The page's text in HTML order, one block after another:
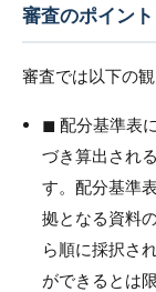
審査のポイント
審査では以下の
◼︎ 配分基準表
づき算出され
す。配分基準
拠となる資料
ら順に採択さ
ができるとは